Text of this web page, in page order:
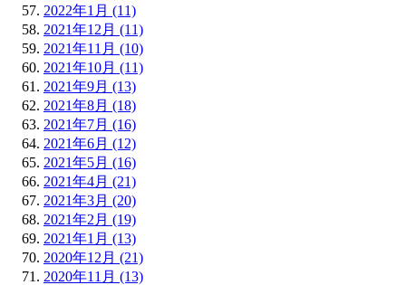
2022年1月 (11)
2021年12月 (11)
2021年11月 (10)
2021年10月 (11)
2021年9月 (13)
2021年8月 (18)
2021年7月 (16)
2021年6月 (12)
2021年5月 (16)
2021年4月 (21)
2021年3月 (20)
2021年2月 (19)
2021年1月 (13)
2020年12月 (21)
2020年11月 (13)